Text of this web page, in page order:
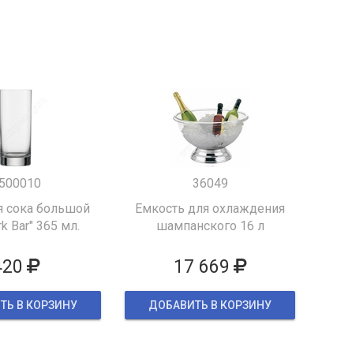
сока большой
Bar" 365 мл.
В КОРЗИНУ
36049
Емкость для охлаждения
шампанского 16 л
17 669
ДОБАВИТЬ В КОРЗИНУ